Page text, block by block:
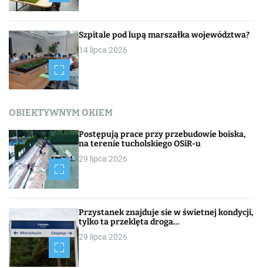
Szpitale pod lupą marszałka województwa?
14 lipca 2026
OBIEKTYWNYM OKIEM
Postępują prace przy przebudowie boiska,
na terenie tucholskiego OSiR-u
29 lipca 2026
Przystanek znajduje sie w świetnej kondycji,
tylko ta przeklęta droga…
29 lipca 2026